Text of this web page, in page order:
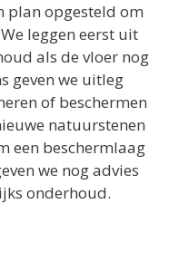
plan opgesteld om
leggen eerst uit
als de vloer nog
geven we uitleg
of beschermen
natuurstenen
een beschermlaag
we nog advies
onderhoud.